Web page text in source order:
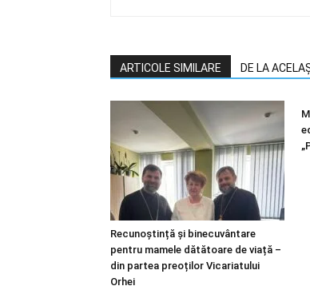
ARTICOLE SIMILARE DE LA
Recunoștință și binecuvântare
pentru mamele dătătoare de viață –
din partea preoților Vicariatului
Orhei